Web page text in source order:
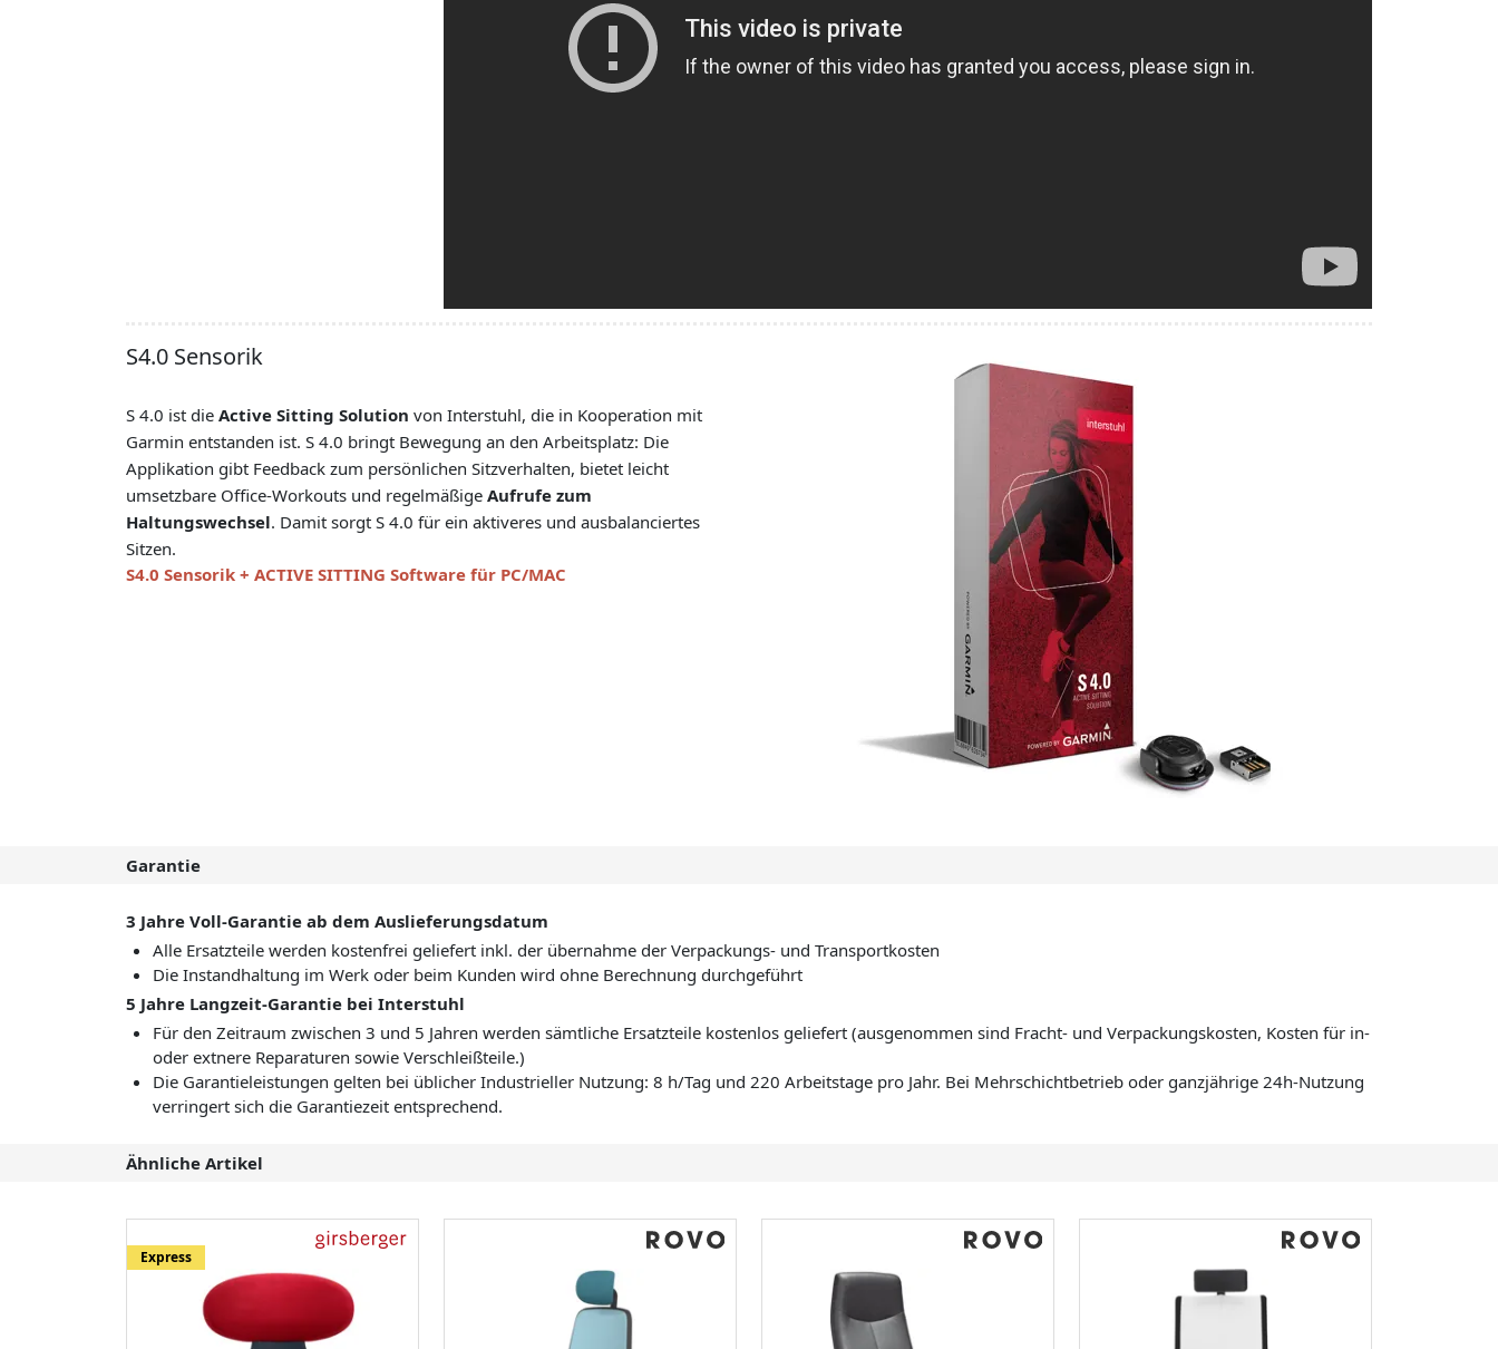
S4.0 Sensorik
S 4.0 ist dieActive Sitting Solution von Interstuhl, die in Kooperation mit
Garmin entstanden ist. S 4.0 bringt Bewegung an den Arbeitsplatz: Die
Applikation gibt Feedback zum persönlichen Sitzverhalten, bietet leicht
umsetzbare Office-Workouts und regelmäßigeAufrufe zum
Haltungswechsel. Damit sorgt S 4.0 für ein aktiveres und ausbalanciertes
Sitzen.
S4.0 Sensorik + ACTIVE SITTING Software für PC/MAC
Garantie
3 Jahre Voll-Garantie ab dem Auslieferungsdatum
Alle Ersatzteile werden kostenfrei geliefert inkl. der übernahme der Verpackungs- und Transportkosten
Die Instandhaltung im Werk oder beim Kunden wird ohne Berechnung durchgeführt
5 Jahre Langzeit-Garantie bei Interstuhl
Für den Zeitraum zwischen 3 und 5 Jahren werden sämtliche Ersatzteile kostenlos geliefert (ausgenommen sind Fracht- und Verpackungskosten, Kosten für in-
oder extnere Reparaturen sowie Verschleißteile.)
Die Garantieleistungen gelten bei üblicher Industrieller Nutzung: 8 h/Tag und 220 Arbeitstage pro Jahr. Bei Mehrschichtbetrieb oder ganzjährige 24h-Nutzung
verringert sich die Garantiezeit entsprechend.
Ähnliche Artikel
Express